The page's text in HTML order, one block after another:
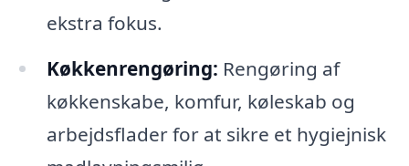
ekstra fokus.
Køkkenrengøring: Rengøring af
køkkenskabe, komfur, køleskab og
arbejdsflader for at sikre et hygiejnisk